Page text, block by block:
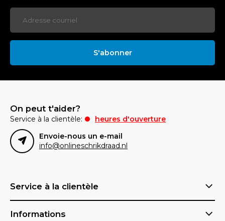
S'abonner
On peut t'aider?
Service à la clientèle:
heures d'ouverture
Envoie-nous un e-mail
info@onlineschrikdraad.nl
Service à la clientèle
Informations